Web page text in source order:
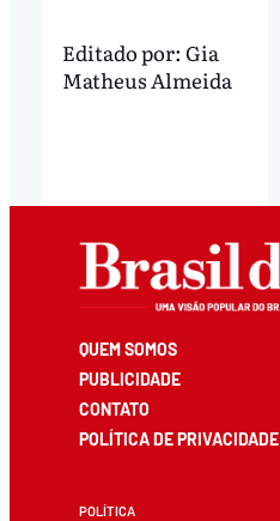
Editado por: Gia
Matheus Almeida
QUEM SOMOS
PUBLICIDADE
CONTATO
POLÍTICA DE PRIVACIDADE
POLÍTICA